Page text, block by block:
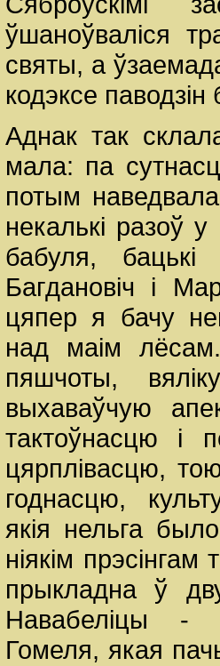
ўшаноўваліся
святы, а
кодэксе паводзін
Аднак так
мала: па
потым
некалькі разоў
бабуля, бацькі
Багдановіч і
цяпер я бачу
над маім
пяшчоты,
выхаваўчую
тактоўнасцю і
цярплівасцю,
годнасцю,
якія нельга
ніякім
прыкладна ў
Навабеліцы -
Гомеля, якая